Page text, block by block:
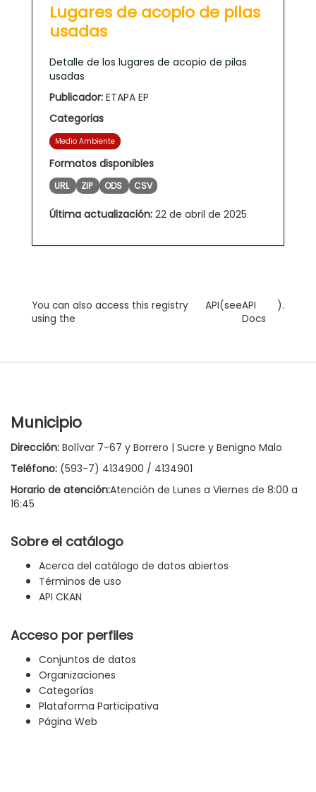
Lugares de acopio de pilas
usadas
Detalle de los lugares de acopio de pilas
usadas
Publicador: ETAPA EP
Categorias
Medio Ambiente
Formatos disponibles
URL ZIP ODS CSV
Última actualización: 22 de abril de 2025
You can also access this registry
using the
API(seeAPI
Docs
).
Municipio
Dirección: Bolívar 7-67 y Borrero | Sucre y Benigno Malo
Teléfono: (593-7) 4134900 / 4134901
Horario de atención:Atención de Lunes a Viernes de 8:00 a
16:45
Sobre el catálogo
Acerca del catálogo de datos abiertos
Términos de uso
API CKAN
Acceso por perfiles
Conjuntos de datos
Organizaciones
Categorías
Plataforma Participativa
Página Web